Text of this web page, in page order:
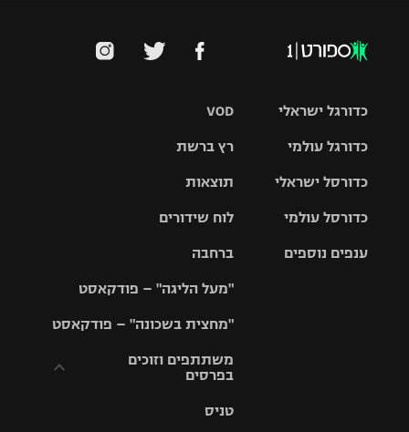
VOD
רץ ברשת
תוצאות
לוח שידורים
ברחבה
"מעל הליגה" – פודקאסט
"מחצית בשכונה" – פודקאסט
משתתפים וזוכים
בפרסים
טניס
כדורגל ישראלי
גביע הטוטו
כדורגל עולמי
האלופות
ליגה
כדורסל ישראלי
סל
כדורסל עולמי
ענפים נוספים